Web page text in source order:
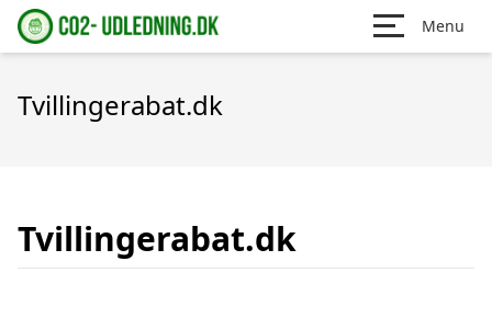
Menu
Tvillingerabat.dk
Tvillingerabat.dk